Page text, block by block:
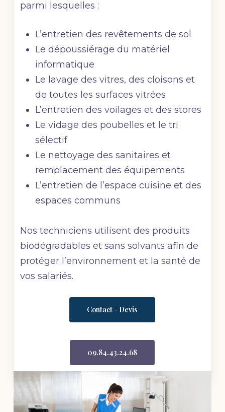
parmi lesquelles :
L’entretien des revêtements de sol
Le dépoussiérage du matériel
informatique
Le lavage des vitres, des cloisons et
de toutes les surfaces vitrées
L’entretien des voilages et des stores
Le vidage des poubelles et le tri
sélectif
Le nettoyage des sanitaires et
remplacement des équipements
L’entretien de l’espace cuisine et des
espaces communs
Nos techniciens utilisent des produits
biodégradables et sans solvants afin de
protéger l’environnement et la santé de
vos salariés.
Contact - Devis
09.84.43.24.68